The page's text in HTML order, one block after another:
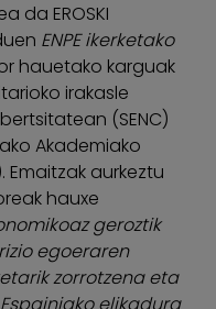
da EROSKI
ENPE ikerketako
hauetako karguak
irakasle
(SENC)
Akademiako
Emaitzak aurkeztu
hauxe
geroztik
egoeraren
zorrotzena eta